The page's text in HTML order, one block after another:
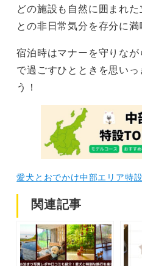
どの施設も自然に囲まれ
との非日常気分を存分に
宿泊時はマナーを守りな
で過ごすひとときを思い
う！
愛犬とおでかけ中部エリア特
関連記事